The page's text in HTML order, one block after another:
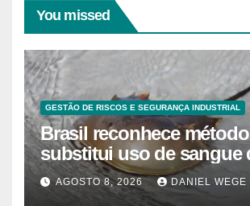
You missed
GESTÃO DE RISCOS E SEGURANÇA INDUSTRIAL
Brasil reconhece
substitui uso de sangue
caranguejo-ferradura em
farmacêuticos
AGOSTO 8, 2026 DANIEL WEGE